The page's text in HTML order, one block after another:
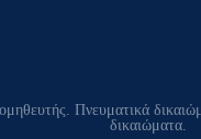
Πνευματικά
δικαιώματα.